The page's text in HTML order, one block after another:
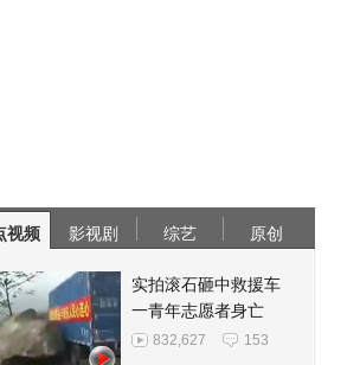
视频 影视剧 综艺 原创
实拍滚石砸中救援车
一青年志愿者身亡
832,627 153